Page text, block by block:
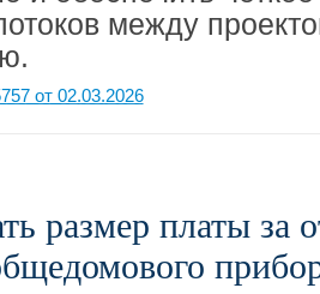
между
от 02.03.2026
размер платы за